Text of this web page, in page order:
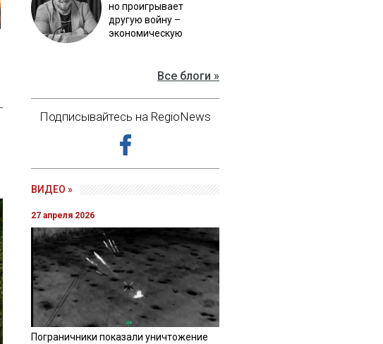
но проигрывает
другую войну –
экономическую
Все блоги »
Подписывайтесь на RegioNews
ВИДЕО »
27 апреля 2026
Пограничники показали уничтожение